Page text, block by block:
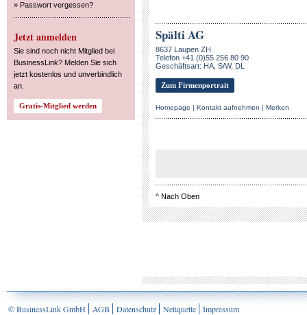
» Passwort vergessen?
Jetzt anmelden
Sie sind noch nicht Mitglied bei
BusinessLink? Melden Sie sich
jetzt kostenlos und unverbindlich
an.
Spälti AG
8637 Laupen ZH
Telefon +41 (0)55 256 80 90
Geschäftsart: HA, S/W, DL
Zum Firmenportrait
Homepage | Kontakt aufnehmen | Merken
^ Nach Oben
© BusinessLink GmbH AGB Datenschutz Netiquette Impressum